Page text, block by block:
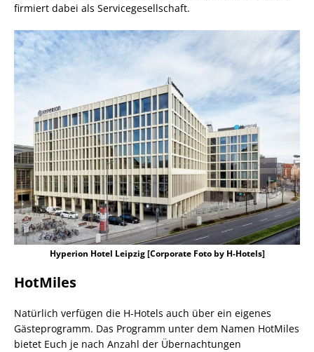
firmiert dabei als Servicegesellschaft.
Hyperion Hotel Leipzig [Corporate Foto by H-Hotels]
HotMiles
Natürlich verfügen die H-Hotels auch über ein eigenes
Gästeprogramm. Das Programm unter dem Namen HotMiles
bietet Euch je nach Anzahl der Übernachtungen